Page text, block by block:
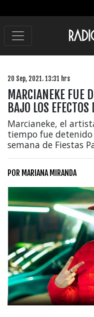
20 Sep, 2021. 13:31 hrs
MARCIANEKE FUE
BAJO LOS
Marcianeke, el
tiempo fue
semana de Fiestas
POR MARIANA MIRANDA